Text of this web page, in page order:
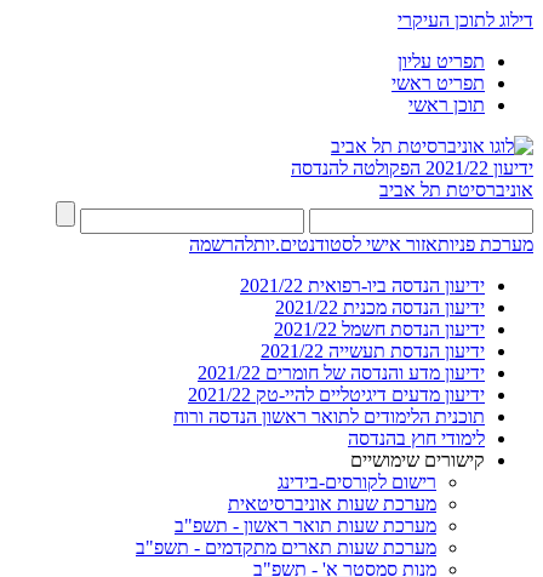
דילוג לתוכן העיקרי
תפריט עליון
תפריט ראשי
תוכן ראשי
ידיעון 2021/22
הפקולטה להנדסה
אוניברסיטת תל אביב
מערכת פניותאזור אישי לסטודנטים.יותלהרשמה
ידיעון הנדסה ביו-רפואית 2021/22
ידיעון הנדסה מכנית 2021/22
ידיעון הנדסת חשמל 2021/22
ידיעון הנדסת תעשייה 2021/22
ידיעון מדע והנדסה של חומרים 2021/22
ידיעון מדעים דיגיטליים להיי-טק 2021/22
תוכנית הלימודים לתואר ראשון הנדסה ורוח
לימודי חוץ בהנדסה
קישורים שימושיים
רישום לקורסים-בידינג
מערכת שעות אוניברסיטאית
מערכת שעות תואר ראשון - תשפ"ב
מערכת שעות תארים מתקדמים - תשפ"ב
מנות סמסטר א' - תשפ"ב